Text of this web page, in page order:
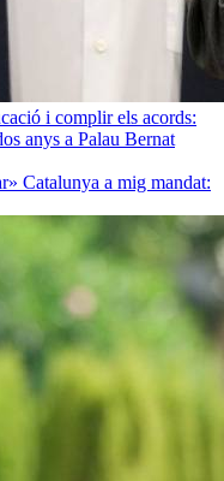
i complir els acords:
anys a Palau Bernat
Catalunya a mig mandat: